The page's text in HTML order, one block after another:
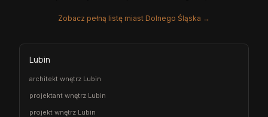
Zobacz pełną listę miast Dolnego Śląska →
Lubin
architekt wnętrz Lubin
projektant wnętrz Lubin
projekt wnętrz Lubin